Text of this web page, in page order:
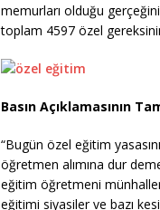
memurları olduğu
toplam 4597 özel
Basın Açıklamasının
“Bugün özel eğitim
öğretmen alımına dur
eğitim öğretmeni
eğitimi siyasiler ve bazı